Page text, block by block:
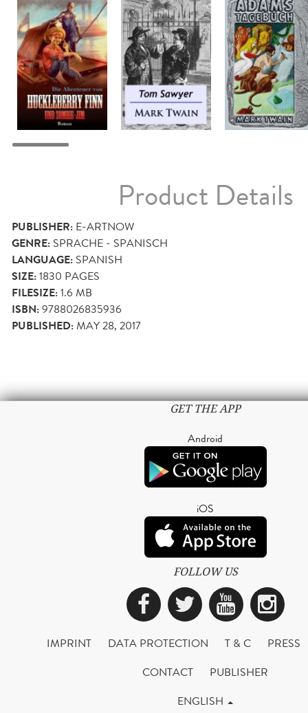
Product Details
PUBLISHER: E-ARTNOW
GENRE: SPRACHE - SPANISCH
LANGUAGE: SPANISH
SIZE:1830 PAGES
FILESIZE:1.6 MB
ISBN:9788026835936
PUBLISHED:MAY 28, 2017
GET THE APP
Android
iOS
FOLLOW US
Facebook
Twitter
IMPRINT DATA PROTECTION T & C
PRESS
CONTACT
PUBLISHER
ENGLISH